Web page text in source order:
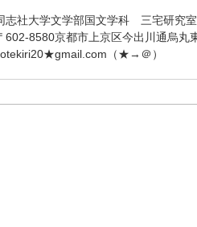
志社大学文学部国文学科 三宅研究
602-8580京都市上京区今出川通烏丸
（★→＠）